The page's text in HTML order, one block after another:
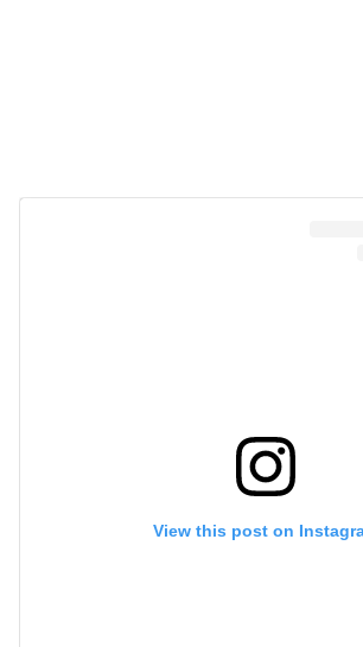
View this post on